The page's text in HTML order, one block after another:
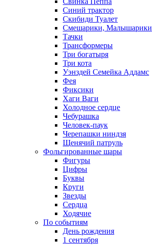
Синий трактор
Скибиди Туалет
Смешарики, Малышарики
Тачки
Трансформеры
Три богатыря
Три кота
Уэнздей Семейка Аддамс
Фея
Фиксики
Хаги Ваги
Холодное сердце
Чебурашка
Человек-паук
Черепашки ниндзя
Щенячий патруль
Фольгированные шары
Фигуры
Цифры
Буквы
Круги
Звезды
Сердца
Ходячие
По событиям
День рождения
1 сентября